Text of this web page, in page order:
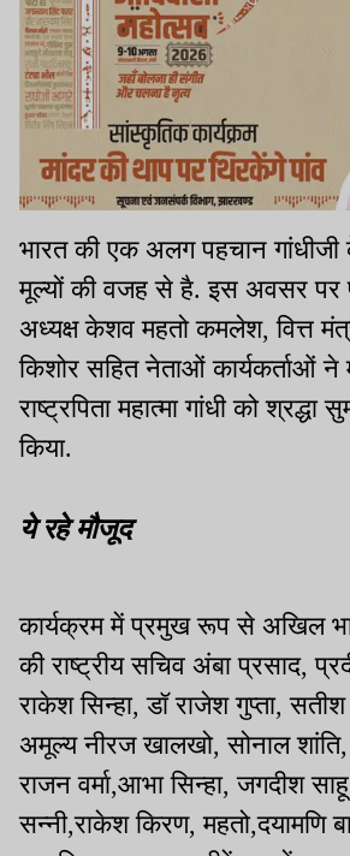
भारत की एक अलग पहचान
मूल्यों की वजह से है. इस अवसर पर
अध्यक्ष केशव महतो कमलेश, वित्त
किशोर सहित नेताओं कार्यकर्ताओं ने
राष्ट्रपिता महात्मा गांधी को श्रद्धा
किया.
ये रहे मौजूद
कार्यक्रम में प्रमुख रूप से अखिल
की राष्ट्रीय सचिव अंबा प्रसाद,
राकेश सिन्हा, डॉ राजेश गुप्ता,
अमूल्य नीरज खालखो, सोनाल
राजन वर्मा,आभा सिन्हा, जगदीश
सन्नी,राकेश किरण, महतो,दयामणि